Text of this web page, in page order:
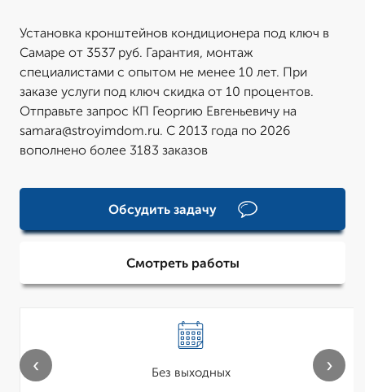
Установка кронштейнов кондиционера под ключ в
Самаре от 3537 руб. Гарантия, монтаж
специалистами с опытом не менее 10 лет. При
заказе услуги под ключ скидка от 10 процентов.
Отправьте запрос КП Георгию Евгеньевичу на
samara@stroyimdom.ru. С 2013 года по 2026
вополнено более 3183 заказов
Обсудить задачу
Смотреть работы
Без выходных
‹ ›